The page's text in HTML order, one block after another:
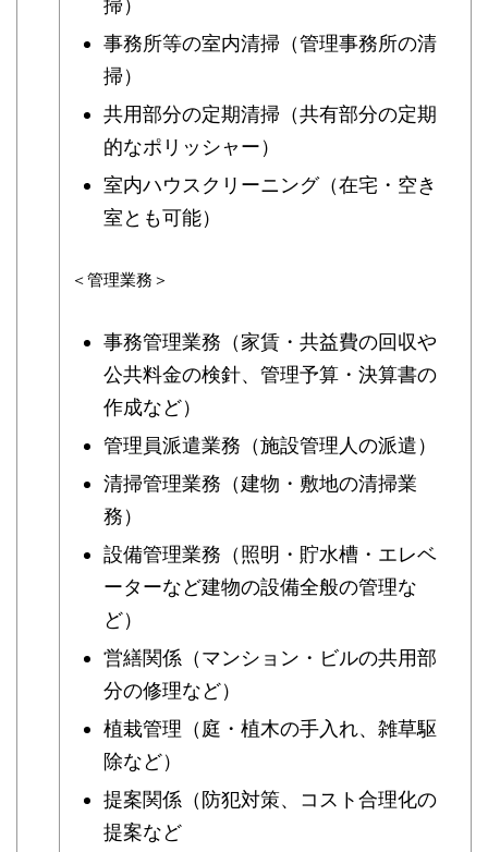
掃）
事務所等の室内清掃（管理事務所の清
掃）
共用部分の定期清掃（共有部分の定期
的なポリッシャー）
室内ハウスクリーニング（在宅・空き
室とも可能）
＜管理業務＞
事務管理業務（家賃・共益費の回収や
公共料金の検針、管理予算・決算書の
作成など）
管理員派遣業務（施設管理人の派遣）
清掃管理業務（建物・敷地の清掃業
務）
設備管理業務（照明・貯水槽・エレベ
ーターなど建物の設備全般の管理な
ど）
営繕関係（マンション・ビルの共用部
分の修理など）
植栽管理（庭・植木の手入れ、雑草駆
除など）
提案関係（防犯対策、コスト合理化の
提案など